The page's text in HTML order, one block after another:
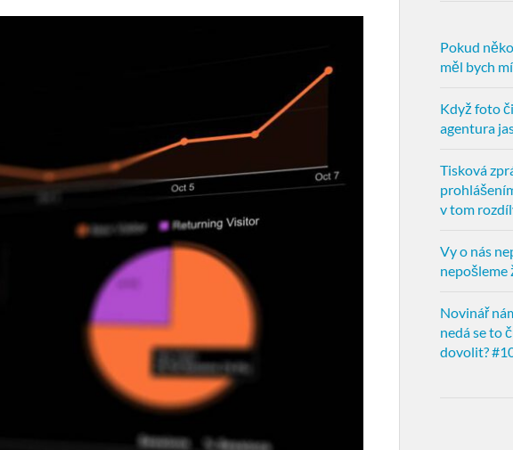
Pokud
měl bych
Když foto
agentura
Tisková
v tom
Vy o nás
nepošleme
Novinář
nedá se to
dovolit?